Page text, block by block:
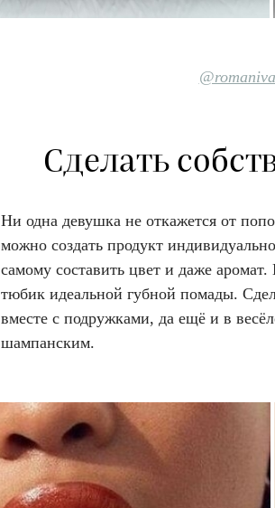
Сделать
Ни одна девушка не откажется от
можно создать продукт
самому составить цвет и даже
тюбик идеальной губной помады.
вместе с подружками, да ещё и в
шампанским.